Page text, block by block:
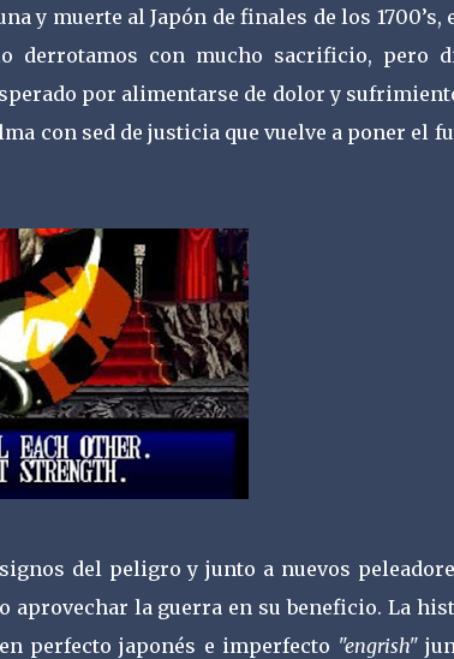
y muerte al Japón de finales de los 1700’s,
derrotamos con mucho sacrificio, pero
por alimentarse de dolor y
con sed de justicia que vuelve a poner el
del peligro y junto a nuevos
aprovechar la guerra en su beneficio. La
perfecto japonés e imperfecto "engrish"